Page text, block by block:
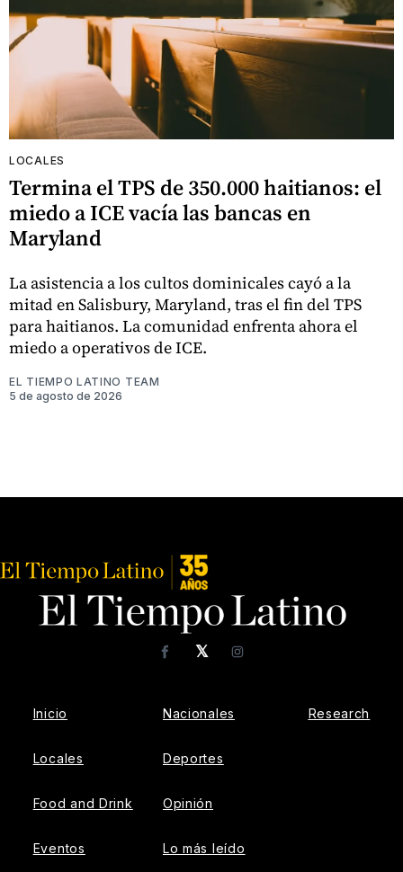
LOCALES
Termina el TPS de 350.000 haitianos: el
miedo a ICE vacía las bancas en
Maryland
La asistencia a los cultos dominicales cayó a la
mitad en Salisbury, Maryland, tras el fin del TPS
para haitianos. La comunidad enfrenta ahora el
miedo a operativos de ICE.
EL TIEMPO LATINO TEAM
5 de agosto de 2026
𝕏
FacebookInstagram
Inicio
Locales
Food and Drink
Eventos
Nacionales
Deportes
Opinión
Lo más leído
Research